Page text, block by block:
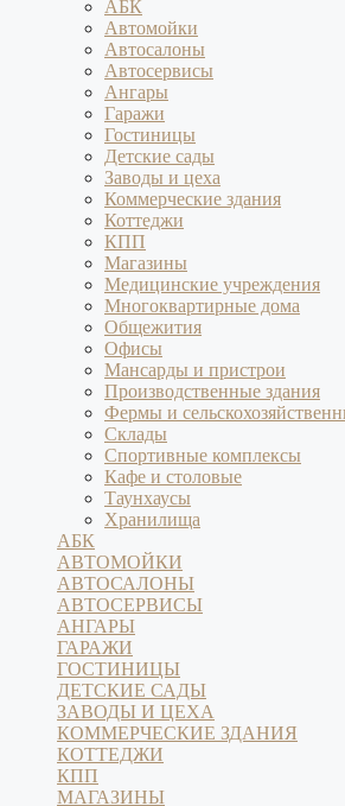
АБК
Автомойки
Автосалоны
Автосервисы
Ангары
Гаражи
Гостиницы
Детские сады
Заводы и цеха
Коммерческие здания
Коттеджи
КПП
Магазины
Медицинские учреждения
Многоквартирные дома
Общежития
Офисы
Мансарды и пристрои
Производственные здания
Фермы и
Склады
Спортивные комплексы
Кафе и столовые
Таунхаусы
Хранилища
АБК
АВТОМОЙКИ
АВТОСАЛОНЫ
АВТОСЕРВИСЫ
АНГАРЫ
ГАРАЖИ
ГОСТИНИЦЫ
ДЕТСКИЕ САДЫ
ЗАВОДЫ И ЦЕХА
КОММЕРЧЕСКИЕ ЗДАНИЯ
КОТТЕДЖИ
КПП
МАГАЗИНЫ